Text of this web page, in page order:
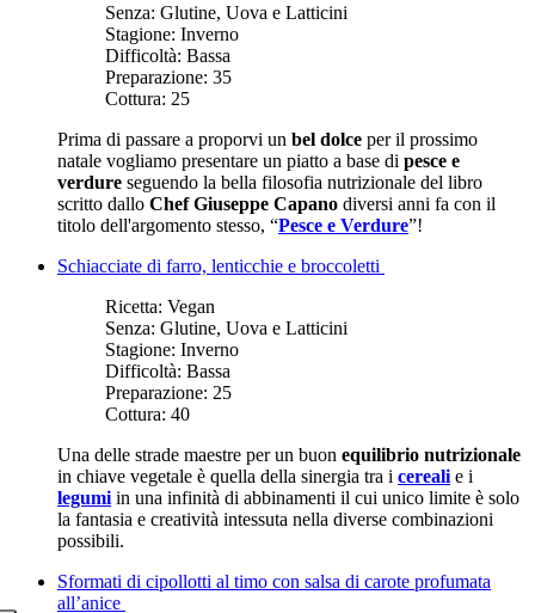
Senza: Glutine, Uova e Latticini
Stagione: Inverno
Difficoltà: Bassa
Preparazione: 35
Cottura: 25
Prima di passare a proporvi un bel dolce per il prossimo
natale vogliamo presentare un piatto a base di pesce e
verdure seguendo la bella filosofia nutrizionale del libro
scritto dallo Chef Giuseppe Capano diversi anni fa con il
titolo dell'argomento stesso, “Pesce e Verdure”!
Schiacciate di farro, lenticchie e broccoletti
Ricetta: Vegan
Senza: Glutine, Uova e Latticini
Stagione: Inverno
Difficoltà: Bassa
Preparazione: 25
Cottura: 40
Una delle strade maestre per un buon equilibrio nutrizionale
in chiave vegetale è quella della sinergia tra i cereali e i
legumi in una infinità di abbinamenti il cui unico limite è solo
la fantasia e creatività intessuta nella diverse combinazioni
possibili.
Sformati di cipollotti al timo con salsa di carote profumata
all’anice